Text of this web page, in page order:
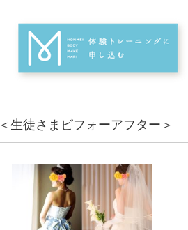
＜生徒さまビフォーアフター＞